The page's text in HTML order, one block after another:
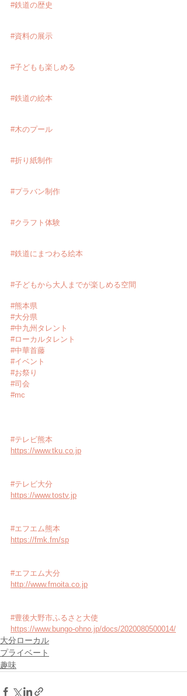
#鉄道の歴史
#資料の展示
#子どもも楽しめる
#鉄道の絵本
#木のプール
#折り紙制作
#プラバン制作
#クラフト体験
#鉄道にまつわる絵本
#子どもから大人までが楽しめる空間
#熊本県
#大分県
#中九州タレント
#ローカルタレント
#中華首藤
#イベント
#お祭り
#司会
#mc
#テレビ熊本
https://www.tku.co.jp
#テレビ大分
https://www.tostv.jp
#エフエム熊本
https://fmk.fm/sp
#エフエム大分
http://www.fmoita.co.jp
#豊後大野市ふるさと大使
https://www.bungo-ohno.jp/docs/2020080500014/
大分ローカル
プライベート
趣味